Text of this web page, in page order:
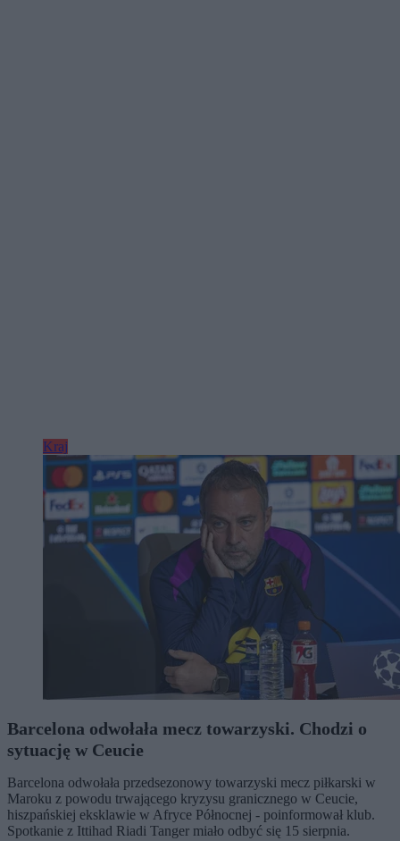
Kraj
Barcelona odwołała mecz towarzyski. Chodzi o
sytuację w Ceucie
Barcelona odwołała przedsezonowy towarzyski mecz piłkarski w
Maroku z powodu trwającego kryzysu granicznego w Ceucie,
hiszpańskiej eksklawie w Afryce Północnej - poinformował klub.
Spotkanie z Ittihad Riadi Tanger miało odbyć się 15 sierpnia.